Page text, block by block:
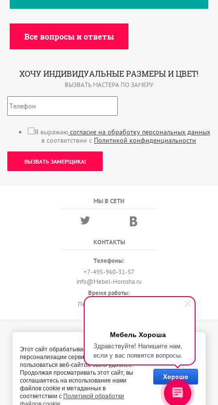
Мебель Хороша
Здравствуйте! Напишите нам,
если у вас появятся вопросы.
Все вопросы и ответы
ХОЧУ ИНДИВИДУАЛЬНЫЕ РАЗМЕРЫ И ЦВЕТ!
ВЫЗВАТЬ МАСТЕРА ПО ЗАМЕРУ
Я выражаюсогласие на обработку персональных данных
в соответствии с Политикой конфиденциальности
ВЫЗВАТЬ ЗАМЕРЩИКА!
МЫ В СЕТИ
КОНТАКТЫ
Телефоны:
+7-495-960-31-57
info@Mebel-Horosha.ru
Время работы:
Пн - Вс с 9:00 до 22:00
© 2018 - 2026 Мебель-Хороша
Политика конфиденциальности
Этот сайт обрабатывает Cookies с целью
персонализации сервисов и чтобы
пользоваться веб-сайтом было удобнее.
Продолжая просматривать этот сайт, вы
соглашаетесь на использование нами
файлов cookie и метаданных в
соответствии с Политикой обработки
Хорошо